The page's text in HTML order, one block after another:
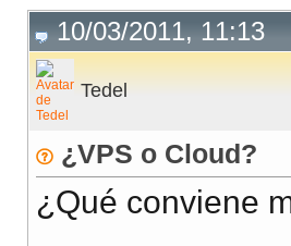
10/03/2011, 11:13
Tedel
¿VPS o Cloud?
¿Qué conviene